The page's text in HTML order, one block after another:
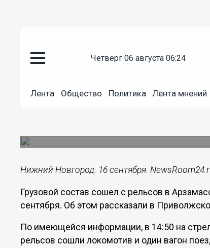
четверг 06 августа 06:24
Лента Общество Политика Лента мнений
Локомотив и вагон
Нижний Новгород. 16 сентября.
Грузовой состав сошел с рельсов в
сентября. Об этом рассказали в
По имеющейся информации, в 14:50 на
рельсов сошли локомотив и один вагон